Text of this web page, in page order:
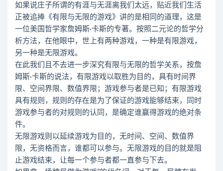
如果说庄子所谓的有涯与无涯离我们太远，贴近我们生活
正被追捧《有限与无限的游戏》讲的是相同的道理，这是
一位美国哲学家詹姆斯·卡斯的专著。按照二元论的哲学分
析方法，在他眼中，世上有两种游戏，一种是有限游戏，
另一种是无限游戏。
在此我们且不去进一步深究有限与无限的哲学关系，按詹
姆斯·卡斯的说法，有限游戏以取胜为目的，具有时间界
限、空间界限、数值界限；游戏参与者是已知；有限游戏
具有规则，规则的存在是为了保证的游戏能够结束，同时
游戏参与者的对规则的认同，是确定谁赢得游戏的绝对条
件。
无限游戏则以延续游戏为目的，无时间、空间、数值界
限，无资格而言，谁都可以参与。无限游戏的目的就是阻
止游戏结束，让每一个参与者都一直参与下去。